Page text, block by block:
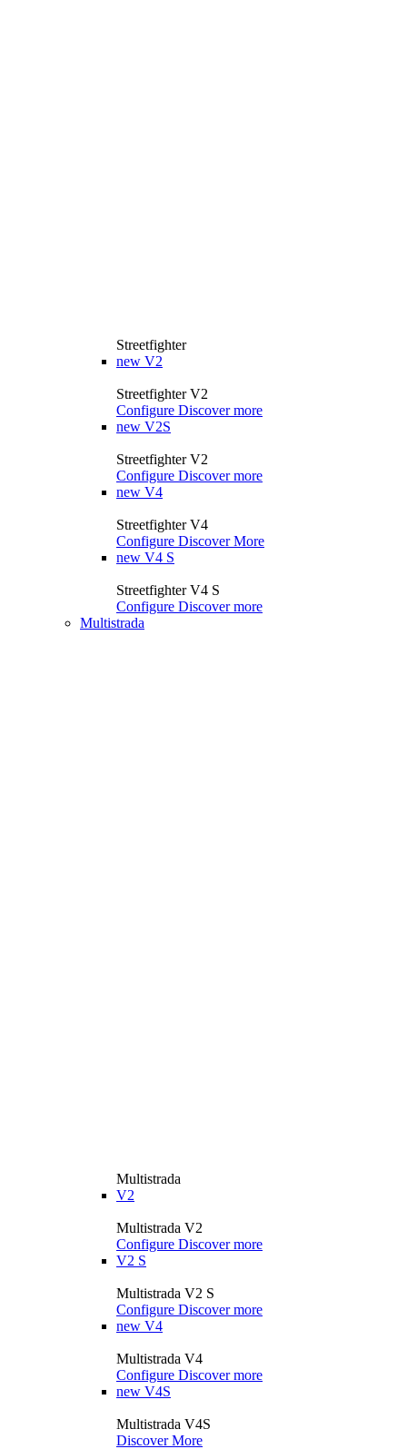
Streetfighter
new V2
Streetfighter V2
Configure Discover more
new V2S
Streetfighter V2
Configure Discover more
new V4
Streetfighter V4
Configure Discover More
new V4 S
Streetfighter V4 S
Configure Discover more
Multistrada
Multistrada
V2
Multistrada V2
Configure Discover more
V2 S
Multistrada V2 S
Configure Discover more
new V4
Multistrada V4
Configure Discover more
new V4S
Multistrada V4S
Discover More